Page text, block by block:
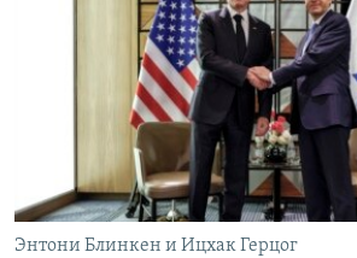
ПРОПАВШИЕ БЕЗ ВЕСТИ
ПОБЕДИТЕЛЕЙ НЕ СУДЯТ?
КРЫМ.НЕПОКОРЕННЫЙ
УКРАИНСКАЯ ПРОБЛЕМА КРЫМА
ПРИСОЕДИНЯЙТЕСЬ!
Все сайты RFE/RL
Энтони Блинкен и Ицхак Герцог